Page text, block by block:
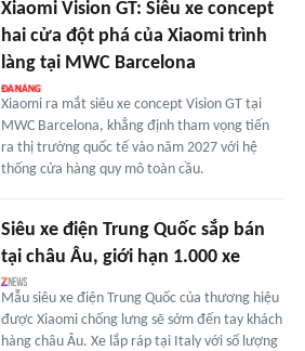
Xiaomi Vision GT: Siêu xe concept
hai cửa đột phá của Xiaomi trình
làng tại MWC Barcelona
Xiaomi ra mắt siêu xe concept Vision GT tại
MWC Barcelona, khẳng định tham vọng tiến
ra thị trường quốc tế vào năm 2027 với hệ
thống cửa hàng quy mô toàn cầu.
Siêu xe điện Trung Quốc sắp bán
tại châu Âu, giới hạn 1.000 xe
Mẫu siêu xe điện Trung Quốc của thương hiệu
được Xiaomi chống lưng sẽ sớm đến tay khách
hàng châu Âu. Xe lắp ráp tại Italy với số lượng